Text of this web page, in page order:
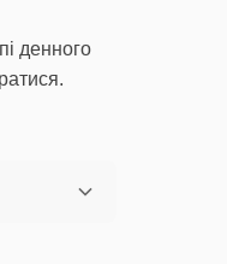
денного